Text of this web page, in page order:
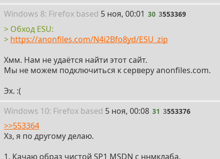
Windows 8: Firefox based 30
5 ноя, 00:01 30 3553369
> Обход ESU:
> https://anonfiles.com/N4i2Bfo8yd/ESU_zip
Хмм. Нам не удаётся найти этот сайт.
Мы не можем подключиться к серверу anonfiles.com.
Эх. :(
Windows 10: Firefox based 31
5 ноя, 00:08 31 3553376
>>553364
Хз, я по другому делаю.
1. Качаю образ чистой SP1 MSDN с ннмклаба.